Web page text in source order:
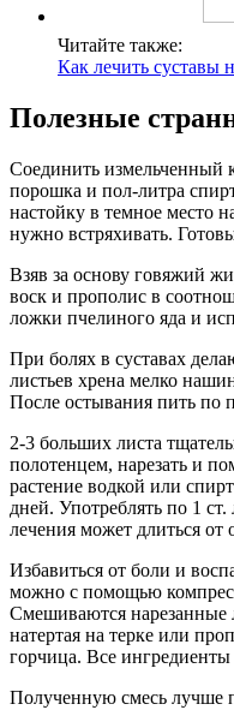
Читайте также:
Как лечить суставы
Полезные
Соединить измельченный
порошка и пол-литра
настойку в темное место
нужно встряхивать.
Взяв за основу говяжий
воск и прополис в
ложки пчелиного яда и
При болях в суставах
листьев хрена мелко
После остывания пить по
2-3 больших листа
полотенцем, нарезать и
растение водкой или
дней. Употреблять по 1
лечения может длиться от
Избавиться от боли и
можно с помощью
Смешиваются нарезанные
натертая на терке или
горчица. Все ингредиенты
Полученную смесь лучше